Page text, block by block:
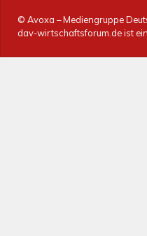
© Avoxa – Mediengruppe
dav-wirtschaftsforum.de ist